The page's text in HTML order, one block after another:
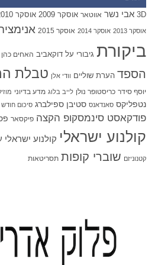
3D אבי נשר אווטאר אוסקר 2009 אוסקר 2010
אוסקר 2013 אוסקר 2014 אוסקר 2015
ביקורת גיבורי על דוקאביב האחים כהן
הספד הערת שוליים וודי אלן טבלת
יוסף סידר כריסטופר נולן לייב בלוג מדע בדיוני
נטפליקס סאנדאנס סטיבן ספילברג סיכום חודש
פודקאסט סינמסקופ הקצה פיקסאר
קולנוע ישראלי קולנוע ישראלי
קטנוניזם שוברי קופות תסריטאות